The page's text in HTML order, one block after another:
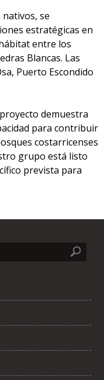
nativos, se
estratégicas en
entre los
Blancas. Las
Puerto Escondido
demuestra
para contribuir
costarricenses
grupo está listo
prevista para